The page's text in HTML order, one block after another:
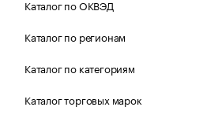
Каталог по ОКВЭД
Каталог по регионам
Каталог по категориям
Каталог торговых марок